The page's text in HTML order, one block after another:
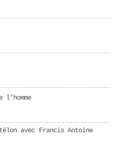
avec Francis Antoine